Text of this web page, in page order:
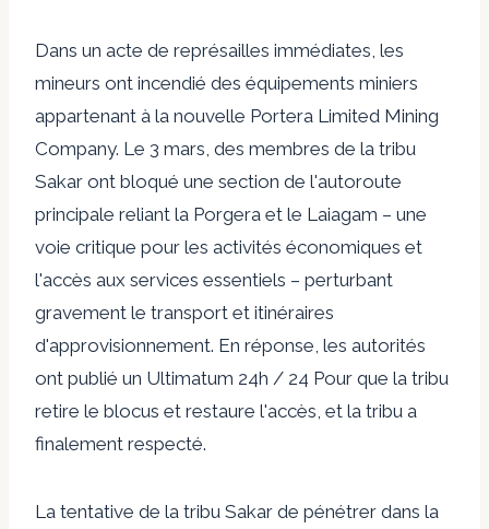
Dans un acte de représailles immédiates, les
mineurs ont incendié des équipements miniers
appartenant à la nouvelle Portera Limited Mining
Company. Le 3 mars, des membres de la tribu
Sakar ont bloqué une section de l'autoroute
principale reliant la Porgera et le Laiagam – une
voie critique pour les activités économiques et
l'accès aux services essentiels – perturbant
gravement le transport et itinéraires
d'approvisionnement. En réponse, les autorités
ont publié un Ultimatum 24h / 24 Pour que la tribu
retire le blocus et restaure l'accès, et la tribu a
finalement respecté.
La tentative de la tribu Sakar de pénétrer dans la